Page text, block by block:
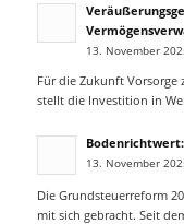
13. November
Für die Zukunft Vorsorge
stellt die Investition in
13. November
Die Grundsteuerreform
mit sich gebracht. Seit